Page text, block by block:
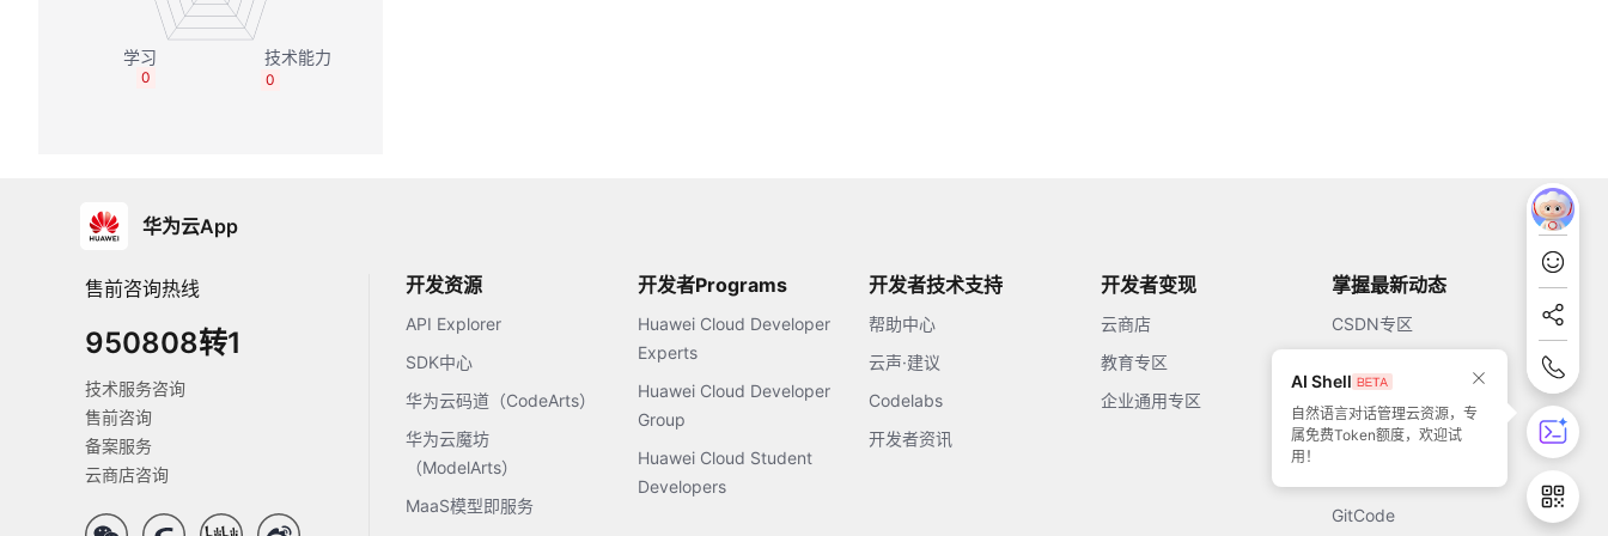
0
0
华为云App
售前咨询热线
950808转1
技术服务咨询
售前咨询
备案服务
云商店咨询
开发资源
API Explorer
SDK中心
华为云码道（CodeArts）
华为云魔坊
（ModelArts）
MaaS模型即服务
开发者Programs
Huawei Cloud Developer
Experts
Huawei Cloud Developer
Group
Huawei Cloud Student
Developers
开发者技术支持
帮助中心
云声·建议
Codelabs
开发者资讯
开发者变现
云商店
教育专区
企业通用专区
掌握最新动态
CSDN专区
51CTO
GitCode
AI Shell
自然语言对话管理云资源，专
属免费Token额度，欢迎试
用！